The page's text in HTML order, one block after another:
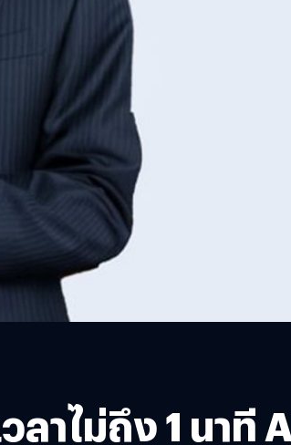
ไม่ถึง 1 นาที